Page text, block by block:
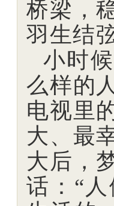
桥梁，
羽生结
小时
么样的
电视里
大、最
大后，
话：“